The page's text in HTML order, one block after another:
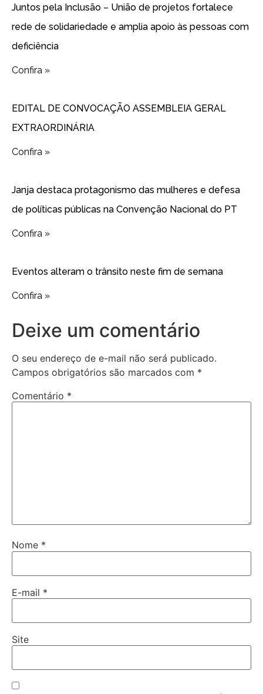
Juntos pela Inclusão – União de projetos fortalece
rede de solidariedade e amplia apoio às pessoas com
deficiência
Confira »
EDITAL DE CONVOCAÇÃO ASSEMBLEIA GERAL
EXTRAORDINÁRIA
Confira »
Janja destaca protagonismo das mulheres e defesa
de políticas públicas na Convenção Nacional do PT
Confira »
Eventos alteram o trânsito neste fim de semana
Confira »
Deixe um comentário
O seu endereço de e-mail não será publicado.
Campos obrigatórios são marcados com *
Comentário *
Nome *
E-mail *
Site